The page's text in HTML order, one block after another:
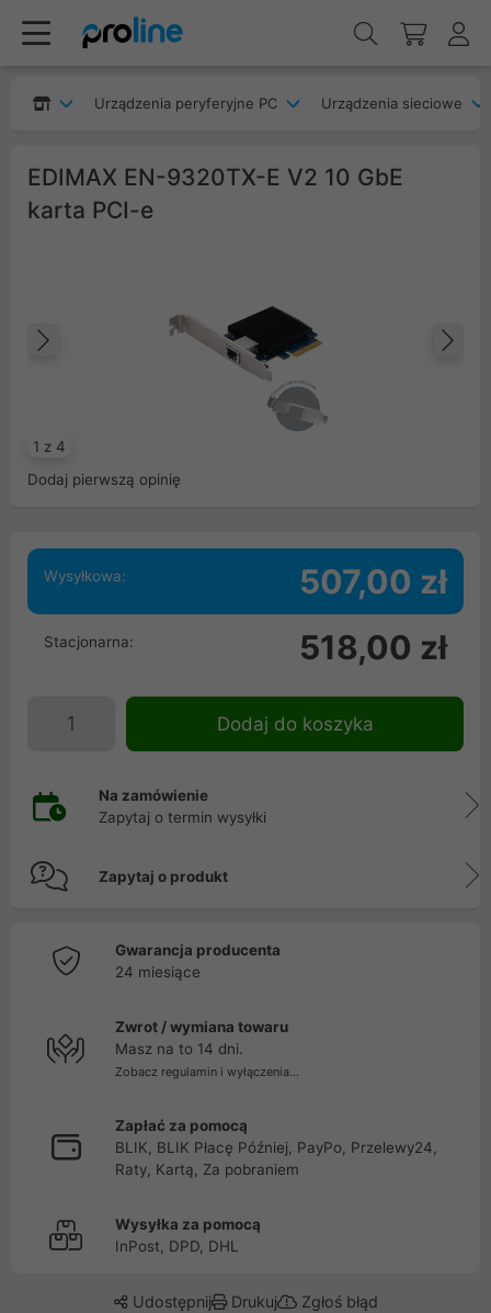
Urządzenia peryferyjne PC Urządzenia sieciowe
EDIMAX EN-9320TX-E V2 10 GbE
karta PCI-e
1 z 4
Dodaj pierwszą opinię
Wysyłkowa: 507,00 zł
Stacjonarna: 518,00 zł
Dodaj do koszyka
Na zamówienie
Zapytaj o termin wysyłki
Zapytaj o produkt
Gwarancja producenta
24 miesiące
Zwrot / wymiana towaru
Masz na to 14 dni.
Zobacz regulamin i wyłączenia...
Zapłać za pomocą
BLIK, BLIK Płacę Później, PayPo, Przelewy24,
Raty, Kartą, Za pobraniem
Wysyłka za pomocą
InPost, DPD, DHL
Udostępnij Drukuj Zgłoś błąd